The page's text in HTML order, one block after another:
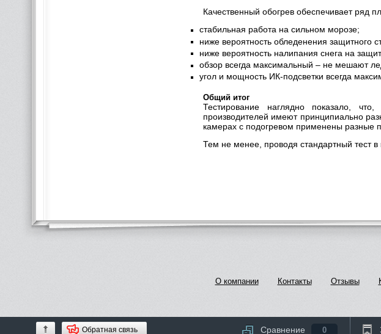
Качественный обогрев обеспечивает ряд
стабильная работа на сильном морозе;
ниже вероятность обледенения защитного
ниже вероятность налипания снега на
обзор всегда максимальный – не мешают
угол и мощность ИК-подсветки всегда
Общий итог
Тестирование наглядно показало,
производителей имеют принципиально
камерах с подогревом применены разные
Тем не менее, проводя стандартный тест
О компании Контакты Отзывы
Обратная связь Сравнение 0